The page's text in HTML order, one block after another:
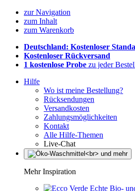
zur Navigation
zum Inhalt
zum Warenkorb
Deutschland: Kostenloser
Kostenloser Rückversand
1 kostenlose Probe zu jeder
Hilfe
Wo ist meine Bestellung?
Rücksendungen
Versandkosten
Zahlungsmöglichkeiten
Kontakt
Alle Hilfe-Themen
Live-Chat
Mehr Inspiration
Echte Bio-